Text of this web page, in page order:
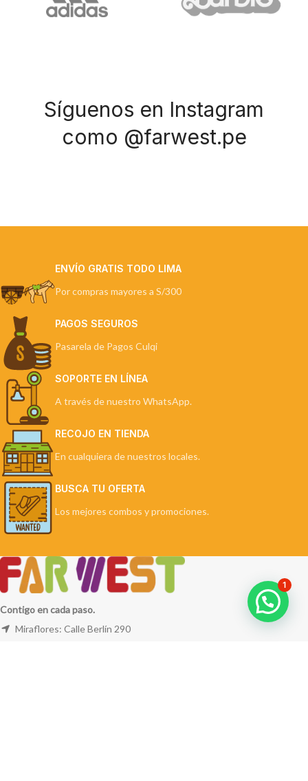
Síguenos en Instagram
como @farwest.pe
ENVÍO GRATIS TODO LIMA
Por compras mayores a S/300
PAGOS SEGUROS
Pasarela de Pagos Culqi
SOPORTE EN LÍNEA
A través de nuestro WhatsApp.
RECOJO EN TIENDA
En cualquiera de nuestros locales.
BUSCA TU OFERTA
Los mejores combos y promociones.
Contigo en cada paso.
Miraflores: Calle Berlín 290
1